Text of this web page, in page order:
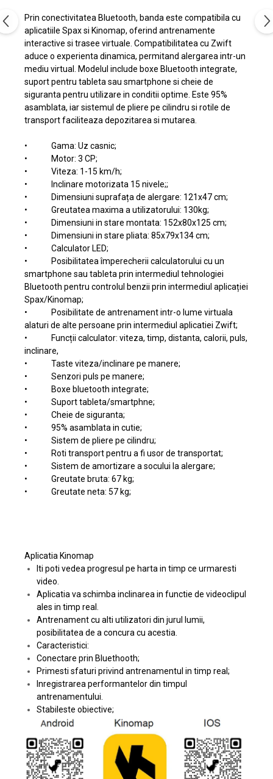
Prin conectivitatea Bluetooth, banda este compatibila cu
aplicatiile Spax si Kinomap, oferind antrenamente
interactive si trasee virtuale. Compatibilitatea cu Zwift
aduce o experienta dinamica, permitand alergarea intr-un
mediu virtual. Modelul include boxe Bluetooth integrate,
suport pentru tableta sau smartphone si cheie de
siguranta pentru utilizare in conditii optime. Este 95%
asamblata, iar sistemul de pliere pe cilindru si rotile de
transport faciliteaza depozitarea si mutarea.
• Gama: Uz casnic;
• Motor: 3 CP;
• Viteza: 1-15 km/h;
• Inclinare motorizata 15 nivele;;
• Dimensiuni suprafața de alergare: 121x47 cm;
• Greutatea maxima a utilizatorului: 130kg;
• Dimensiuni in stare montata: 152x80x125 cm;
• Dimensiuni in stare pliata: 85x79x134 cm;
• Calculator LED;
• Posibilitatea împerecherii calculatorului cu un
smartphone sau tableta prin intermediul tehnologiei
Bluetooth pentru controlul benzii prin intermediul aplicației
Spax/Kinomap;
• Posibilitate de antrenament intr-o lume virtuala
alaturi de alte persoane prin intermediul aplicatiei Zwift;
• Funcții calculator: viteza, timp, distanta, calorii, puls,
inclinare,
• Taste viteza/inclinare pe manere;
• Senzori puls pe manere;
• Boxe bluetooth integrate;
• Suport tableta/smartphne;
• Cheie de siguranta;
• 95% asamblata in cutie;
• Sistem de pliere pe cilindru;
• Roti transport pentru a fi usor de transportat;
• Sistem de amortizare a socului la alergare;
• Greutate bruta: 67 kg;
• Greutate neta: 57 kg;
Aplicatia Kinomap
Iti poti vedea progresul pe harta in timp ce urmaresti
video.
Aplicatia va schimba inclinarea in functie de videoclipul
ales in timp real.
Antrenament cu alti utilizatori din jurul lumii,
posibilitatea de a concura cu acestia.
Caracteristici:
Conectare prin Bluethooth;
Primesti sfaturi privind antrenamentul in timp real;
Inregistrarea performantelor din timpul
antrenamentului.
Stabileste obiective;